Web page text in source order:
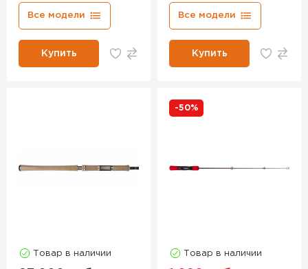
Все модели
Купить
Все модели
Купить
Товар в наличии
-50%
Товар в наличии